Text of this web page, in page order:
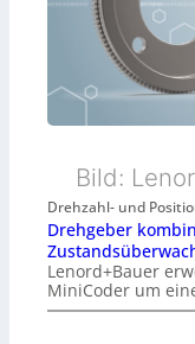
Bild:
Drehzahl- und
Drehgeber
Lenord+Bauer
MiniCoder um